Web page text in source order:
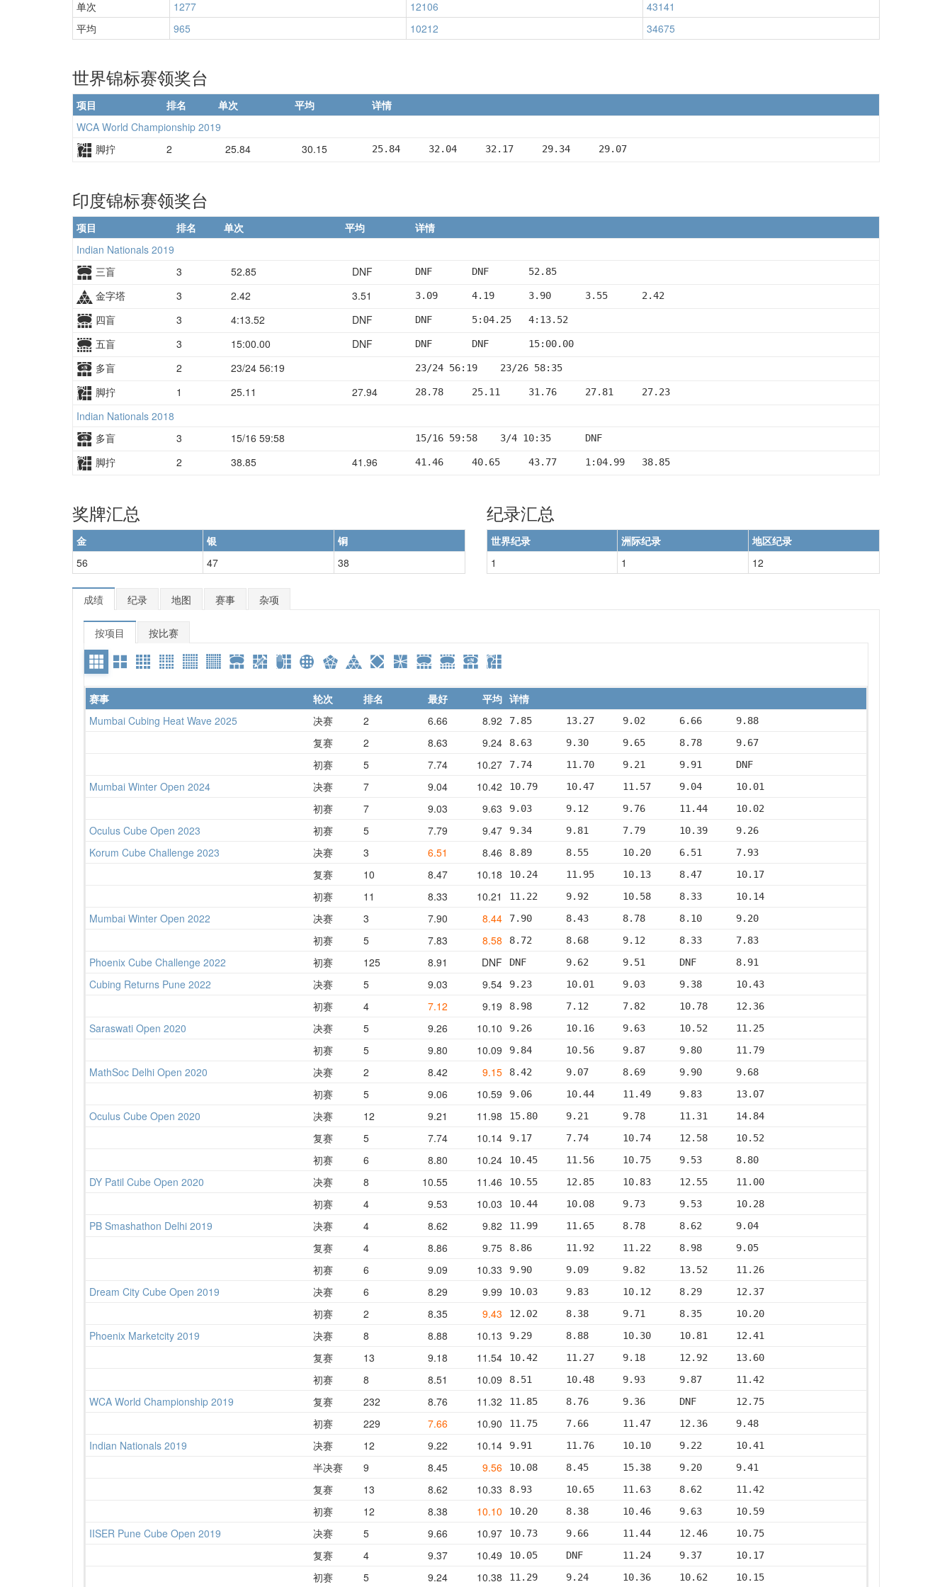
单次 1277 12106
43141
平均
965 10212 34675
世界锦标赛领奖台
项目 排名 单次 平均
详情
WCA World Championship 2019
脚拧
2 25.84 30.15 25.84     32.04     32.17     29.34     29.07
印度锦标赛领奖台
项目 排名 单次 平均
详情
Indian Nationals 2019
三盲
3 52.85 DNF DNF       DNF       52.85
金字塔 3 2.42 3.51 3.09      4.19      3.90      3.55      2.42
四盲 3 4:13.52 DNF DNF       5:04.25   4:13.52
五盲 3 15:00.00 DNF DNF       DNF       15:00.00
多盲 2 23/24 56:19 23/24 56:19    23/26 58:35
脚拧 1 25.11 27.94 28.78     25.11     31.76     27.81     27.23
Indian Nationals 2018
多盲
3 15/16 59:58 15/16 59:58    3/4 10:35      DNF
脚拧 2 38.85 41.96 41.46     40.65     43.77     1:04.99   38.85
奖牌汇总
金 银
铜
56
47 38
纪录汇总
世界纪录 洲际纪录
地区纪录
1
1 12
成绩 纪录 地图 赛事 杂项
按项目 按比赛
赛事 轮次 排名 最好 平均 详情
Mumbai Cubing Heat Wave 2025
决赛 2 6.66 8.92 7.85      13.27     9.02      6.66      9.88
复赛 2 8.63 9.24 8.63      9.30      9.65      8.78      9.67
初赛 5 7.74 10.27 7.74      11.70     9.21      9.91      DNF
Mumbai Winter Open 2024 决赛 7 9.04 10.42 10.79     10.47     11.57     9.04      10.01
初赛 7 9.03 9.63 9.03      9.12      9.76      11.44     10.02
Oculus Cube Open 2023 初赛 5 7.79 9.47 9.34      9.81      7.79      10.39     9.26
Korum Cube Challenge 2023 决赛 3 6.51 8.46 8.89      8.55      10.20     6.51      7.93
复赛 10 8.47 10.18 10.24     11.95     10.13     8.47      10.17
初赛 11 8.33 10.21 11.22     9.92      10.58     8.33      10.14
Mumbai Winter Open 2022 决赛 3 7.90 8.44 7.90      8.43      8.78      8.10      9.20
初赛 5 7.83 8.58 8.72      8.68      9.12      8.33      7.83
Phoenix Cube Challenge 2022 初赛 125 8.91 DNF DNF       9.62      9.51      DNF       8.91
Cubing Returns Pune 2022 决赛 5 9.03 9.54 9.23      10.01     9.03      9.38      10.43
初赛 4 7.12 9.19 8.98      7.12      7.82      10.78     12.36
Saraswati Open 2020 决赛 5 9.26 10.10 9.26      10.16     9.63      10.52     11.25
初赛 5 9.80 10.09 9.84      10.56     9.87      9.80      11.79
MathSoc Delhi Open 2020 决赛 2 8.42 9.15 8.42      9.07      8.69      9.90      9.68
初赛 5 9.06 10.59 9.06      10.44     11.49     9.83      13.07
Oculus Cube Open 2020 决赛 12 9.21 11.98 15.80     9.21      9.78      11.31     14.84
复赛 5 7.74 10.14 9.17      7.74      10.74     12.58     10.52
初赛 6 8.80 10.24 10.45     11.56     10.75     9.53      8.80
DY Patil Cube Open 2020 决赛 8 10.55 11.46 10.55     12.85     10.83     12.55     11.00
初赛 4 9.53 10.03 10.44     10.08     9.73      9.53      10.28
PB Smashathon Delhi 2019 决赛 4 8.62 9.82 11.99     11.65     8.78      8.62      9.04
复赛 4 8.86 9.75 8.86      11.92     11.22     8.98      9.05
初赛 6 9.09 10.33 9.90      9.09      9.82      13.52     11.26
Dream City Cube Open 2019 决赛 6 8.29 9.99 10.03     9.83      10.12     8.29      12.37
初赛 2 8.35 9.43 12.02     8.38      9.71      8.35      10.20
Phoenix Marketcity 2019 决赛 8 8.88 10.13 9.29      8.88      10.30     10.81     12.41
复赛 13 9.18 11.54 10.42     11.27     9.18      12.92     13.60
初赛 8 8.51 10.09 8.51      10.48     9.93      9.87      11.42
WCA World Championship 2019 复赛 232 8.76 11.32 11.85     8.76      9.36      DNF       12.75
初赛 229 7.66 10.90 11.75     7.66      11.47     12.36     9.48
Indian Nationals 2019 决赛 12 9.22 10.14 9.91      11.76     10.10     9.22      10.41
半决赛 9 8.45 9.56 10.08     8.45      15.38     9.20      9.41
复赛 13 8.62 10.33 8.93      10.65     11.63     8.62      11.42
初赛 12 8.38 10.10 10.20     8.38      10.46     9.63      10.59
IISER Pune Cube Open 2019 决赛 5 9.66 10.97 10.73     9.66      11.44     12.46     10.75
复赛 4 9.37 10.49 10.05     DNF       11.24     9.37      10.17
初赛 5 9.24 10.38 11.29     9.24      10.36     10.62     10.15